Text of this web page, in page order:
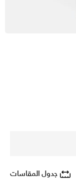
جدول المقاسات